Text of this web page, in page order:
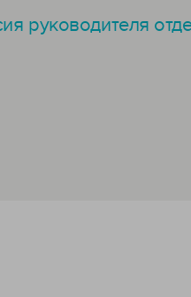
руководителя